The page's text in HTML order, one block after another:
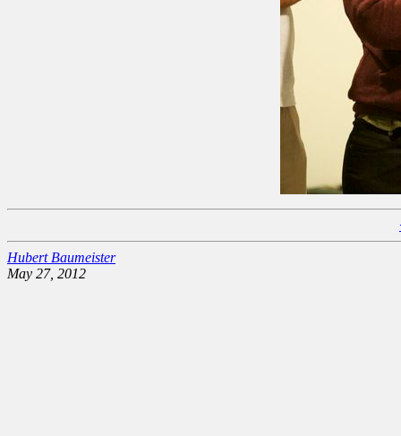
Hubert Baumeister
May 27, 2012